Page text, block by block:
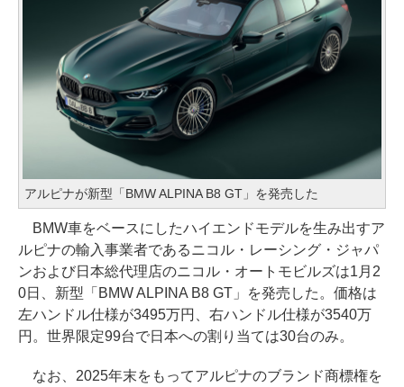
アルピナが新型「BMW ALPINA B8 GT」を発売した
BMW車をベースにしたハイエンドモデルを生み出すア
ルピナの輸入事業者であるニコル・レーシング・ジャパ
ンおよび日本総代理店のニコル・オートモビルズは1月2
0日、新型「BMW ALPINA B8 GT」を発売した。価格は
左ハンドル仕様が3495万円、右ハンドル仕様が3540万
円。世界限定99台で日本への割り当ては30台のみ。
なお、2025年末をもってアルピナのブランド商標権を